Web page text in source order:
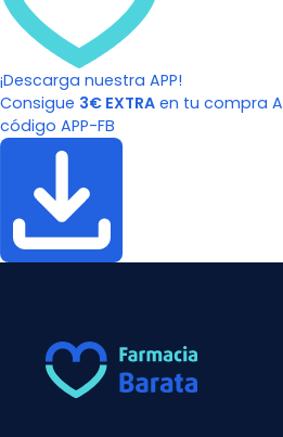
¡Descarga nuestra APP!
Consigue 3€ EXTRA en tu compra
código APP-FB